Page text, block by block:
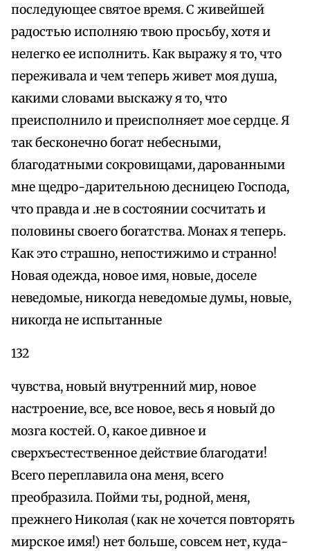
последующее святое время. С живейшей
радостью исполняю твою просьбу, хотя и
нелегко ее исполнить. Как выражу я то, что
переживала и чем теперь живет моя душа,
какими словами выскажу я то, что
преисполнило и преисполняет мое сердце. Я
так бесконечно богат небесными,
благодатными сокровищами, дарованными
мне щедро-дарительною десницею Господа,
что правда и .не в состоянии сосчитать и
половины своего богатства. Монах я теперь.
Как это страшно, непостижимо и странно!
Новая одежда, новое имя, новые, доселе
неведомые, никогда неведомые думы, новые,
никогда не испытанные
132
чувства, новый внутренний мир, новое
настроение, все, все новое, весь я новый до
мозга костей. О, какое дивное и
сверхъестественное действие благодати!
Всего переплавила она меня, всего
преобразила. Пойми ты, родной, меня,
прежнего Николая (как не хочется повторять
мирское имя!) нет больше, совсем нет, куда-